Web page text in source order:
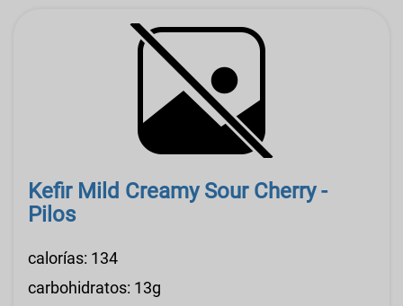
Kefir Mild Creamy Sour Cherry -
Pilos
calorías: 134
carbohidratos: 13g